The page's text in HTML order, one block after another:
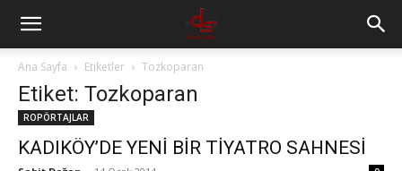
Ana Sayfa Etiketler Tozkoparan
Etiket: Tozkoparan
ROPÖRTAJLAR
KADIKÖY’DE YENİ BİR TİYATRO SAHNESİ